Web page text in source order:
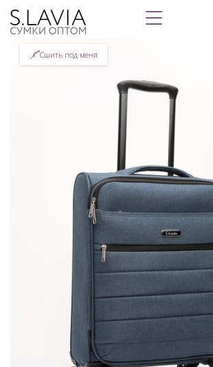
Сшить под меня